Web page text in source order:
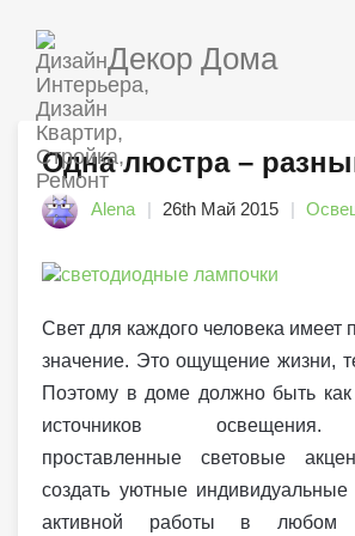
Декор Дома
Одна люстра –
Alena 26th Май 2015
Свет для каждого человека имеет
значение. Это ощущение жизни,
Поэтому в доме должно быть
источников
проставленные световые
создать уютные
активной работы в любом